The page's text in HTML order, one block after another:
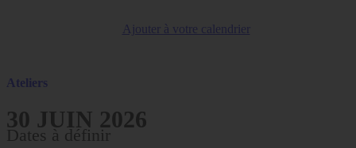
Ajouter à votre calendrier
Ateliers
30 JUIN 2026
Dates à définir